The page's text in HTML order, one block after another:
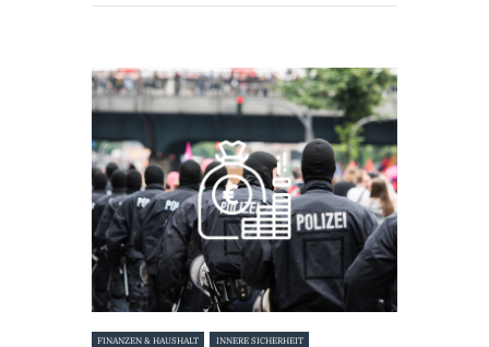
FINANZEN & HAUSHALT INNERE SICHERHEIT